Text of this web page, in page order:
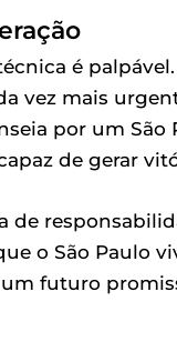
é
vez mais
por um
de gerar
de
o São Paulo
futuro